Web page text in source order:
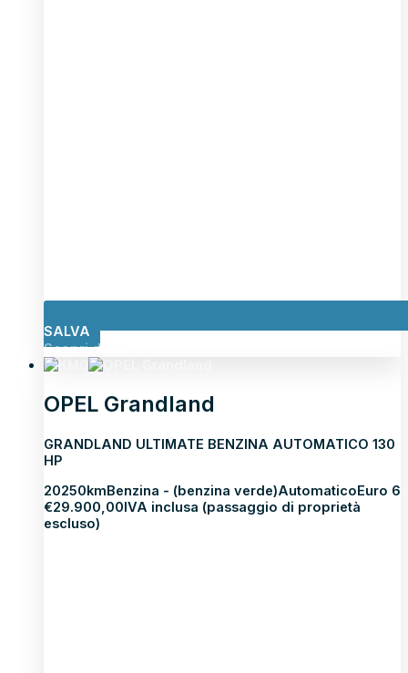
SALVA
Scopri di più
OPEL Grandland
GRANDLAND ULTIMATE BENZINA AUTOMATICO 130
HP
20250kmBenzina - (benzina verde)AutomaticoEuro 6
€29.900,00IVA inclusa (passaggio di proprietà
escluso)